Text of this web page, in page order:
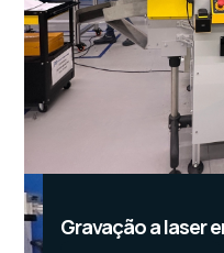
Gravação a laser